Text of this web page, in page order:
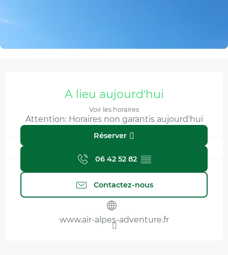
Ouverture et coordonnées
A lieu aujourd'hui
Voir les horaires
Attention: Horaires non garantis aujourd'hui
Réserver
06 42 52 82 ▒▒
Contactez-nous
www.air-alpes-adventure.fr